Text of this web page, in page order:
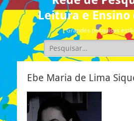
Leitura e Ensino
Grandes pesquisas
Pesquisar
por:
Ebe Maria de Lima